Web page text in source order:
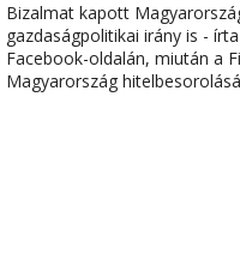
Bizalmat kapott
gazdaságpolitikai irány is -
Facebook-oldalán, miután a
Magyarország